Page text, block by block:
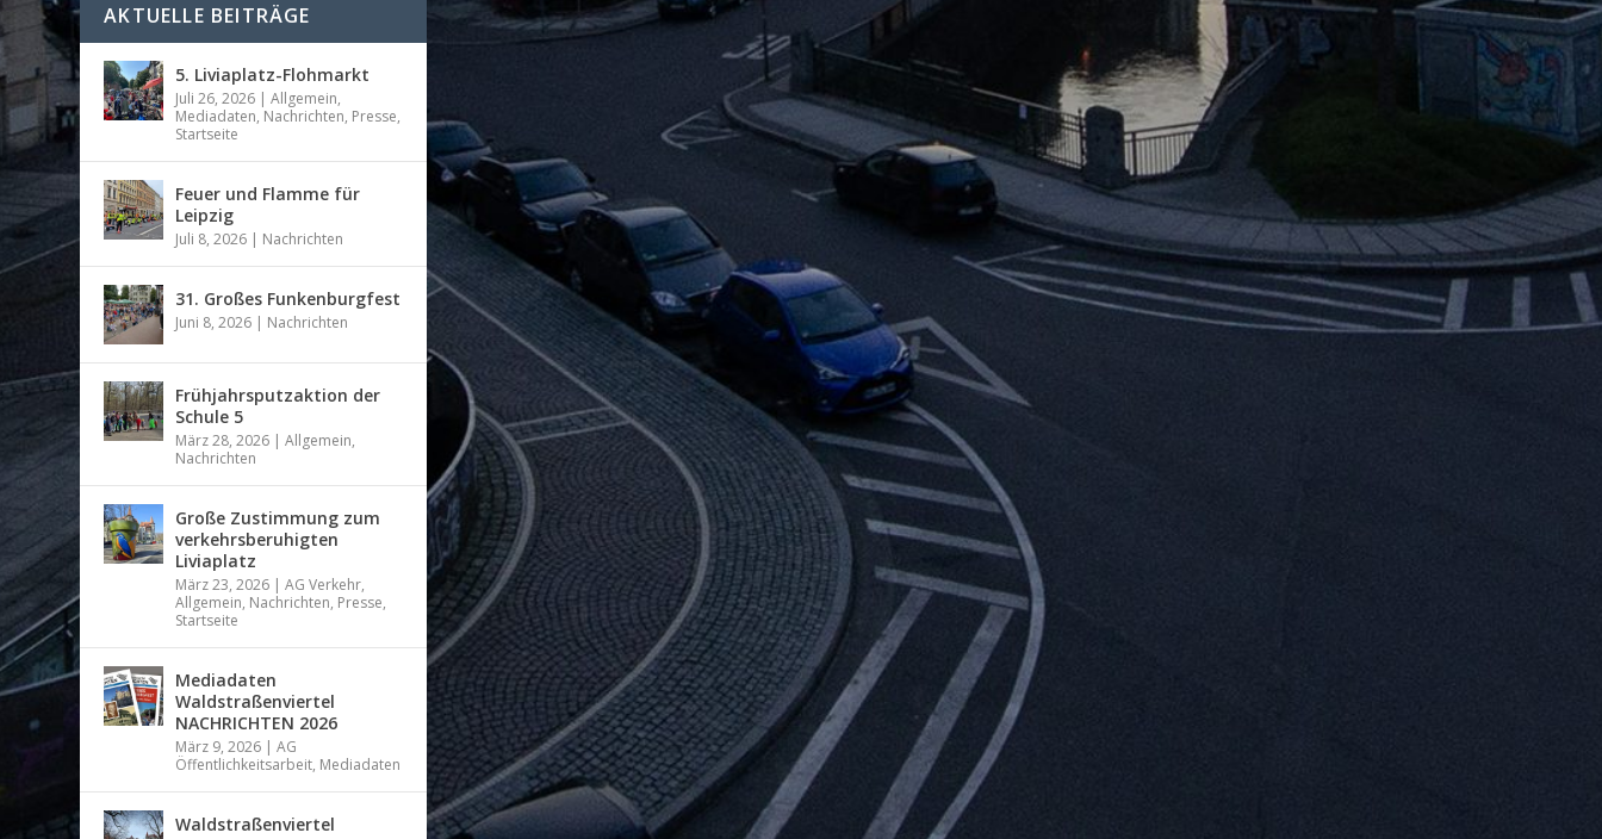
AKTUELLE BEITRÄGE
5. Liviaplatz-Flohmarkt
Juli 26, 2026 |Allgemein,
Mediadaten, Nachrichten, Presse,
Startseite
Feuer und Flamme für
Leipzig
Juli 8, 2026 | Nachrichten
31. Großes Funkenburgfest
Juni 8, 2026 | Nachrichten
Frühjahrsputzaktion der
Schule 5
März 28, 2026 |Allgemein,
Nachrichten
Große Zustimmung zum
verkehrsberuhigten
Liviaplatz
März 23, 2026 |AG Verkehr,
Allgemein, Nachrichten, Presse,
Startseite
Mediadaten
Waldstraßenviertel
NACHRICHTEN 2026
März 9, 2026 |AG
Öffentlichkeitsarbeit, Mediadaten
Waldstraßenviertel